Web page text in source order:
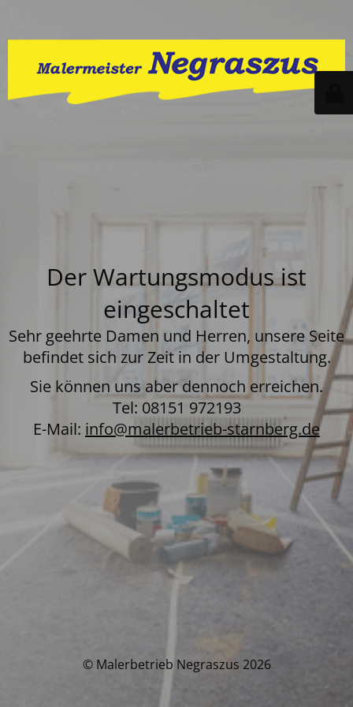
Der Wartungsmodus ist
eingeschaltet
Sehr geehrte Damen und Herren, unsere Seite
befindet sich zur Zeit in der Umgestaltung.
Sie können uns aber dennoch erreichen.
Tel: 08151 972193
E-Mail: info@malerbetrieb-starnberg.de
© Malerbetrieb Negraszus 2026